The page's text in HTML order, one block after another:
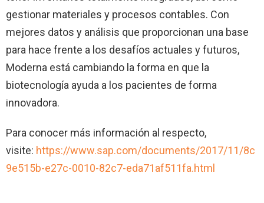
gestionar materiales y procesos contables. Con
mejores datos y análisis que proporcionan una base
para hace frente a los desafíos actuales y futuros,
Moderna está cambiando la forma en que la
biotecnología ayuda a los pacientes de forma
innovadora.
Para conocer más información al respecto,
visite: https://www.sap.com/documents/2017/11/8c
9e515b-e27c-0010-82c7-eda71af511fa.html